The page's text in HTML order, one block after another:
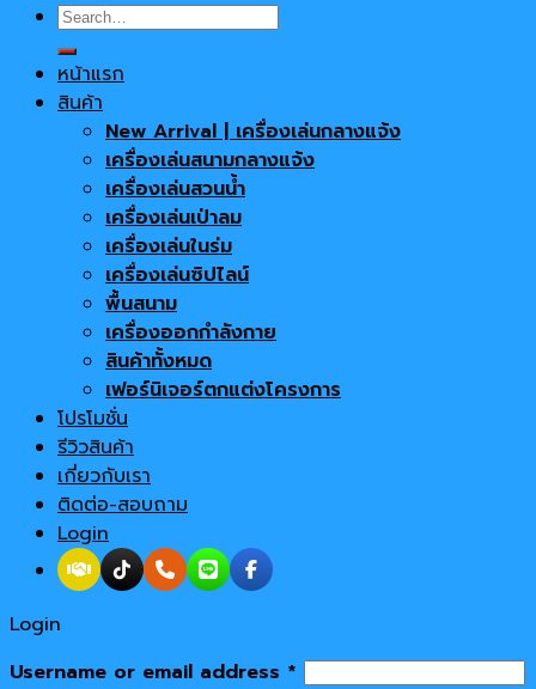
Search
for:
หน้าแรก
สินค้า
New Arrival | เครื่องเล่นกลางแจ้ง
เครื่องเล่นสนามกลางแจ้ง
เครื่องเล่นสวนน้ำ
เครื่องเล่นเป่าลม
เครื่องเล่นในร่ม
เครื่องเล่นซิปไลน์
พื้นสนาม
เครื่องออกกำลังกาย
สินค้าทั้งหมด
เฟอร์นิเจอร์ตกแต่งโครงการ
โปรโมชั่น
รีวิวสินค้า
เกี่ยวกับเรา
ติดต่อ-สอบถาม
Login
Login
Username or email address *